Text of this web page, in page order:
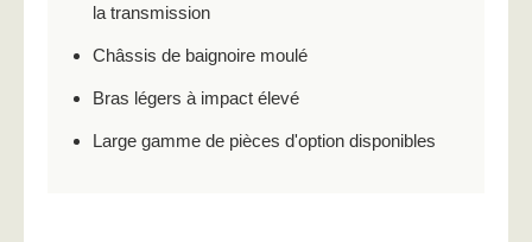
la transmission
Châssis de baignoire moulé
Bras légers à impact élevé
Large gamme de pièces d'option disponibles